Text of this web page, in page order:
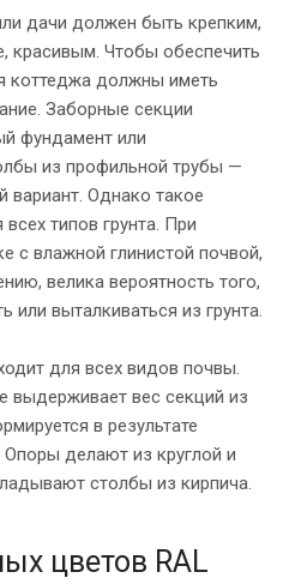
дачи должен быть крепким,
красивым. Чтобы обеспечить
коттеджа должны иметь
Заборные секции
фундамент или
из профильной трубы —
вариант. Однако такое
типов грунта. При
с влажной глинистой почвой,
велика вероятность того,
или выталкиваться из грунта.
для всех видов почвы.
выдерживает вес секций из
в результате
делают из круглой и
столбы из кирпича.
цветов RAL